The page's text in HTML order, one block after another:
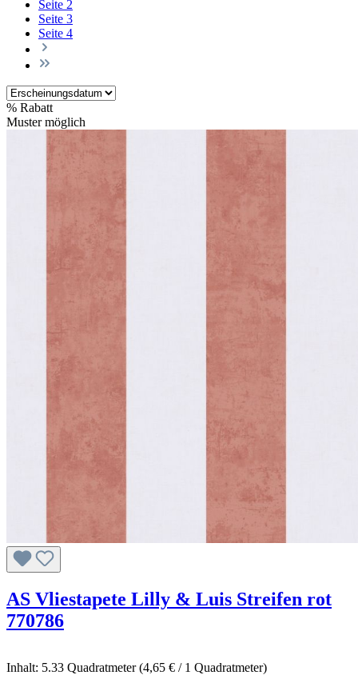
Seite 2
Seite 3
Seite 4
% Rabatt
Muster möglich
AS Vliestapete Lilly & Luis Streifen rot
770786
Inhalt: 5.33 Quadratmeter(4,65 € / 1 Quadratmeter)